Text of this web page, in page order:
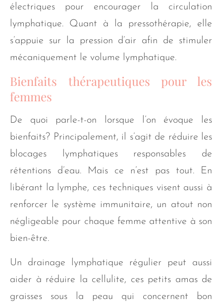
électriques pour encourager la circulation
lymphatique. Quant à la pressothérapie, elle
s’appuie sur la pression d’air afin de stimuler
mécaniquement le volume lymphatique.
Bienfaits thérapeutiques pour les
femmes
De quoi parle-t-on lorsque l’on évoque les
bienfaits? Principalement, il s’agit de réduire les
blocages lymphatiques responsables de
rétentions d’eau. Mais ce n’est pas tout. En
libérant la lymphe, ces techniques visent aussi à
renforcer le système immunitaire, un atout non
négligeable pour chaque femme attentive à son
bien-être.
Un drainage lymphatique régulier peut aussi
aider à réduire la cellulite, ces petits amas de
graisses sous la peau qui concernent bon